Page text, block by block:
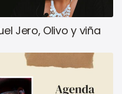
Jero, Olivo y viña